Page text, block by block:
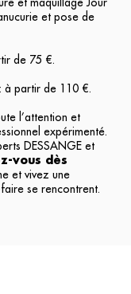
et maquillage Jour
et pose de
de 75 €.
: à partir de 110 €.
l’attention et
expérimenté.
DESSANGE et
vous dès
et vivez une
se rencontrent.